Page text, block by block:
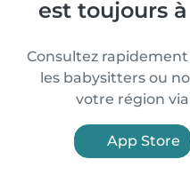
est toujours
Consultez
les babysitters ou
votre région
App Store